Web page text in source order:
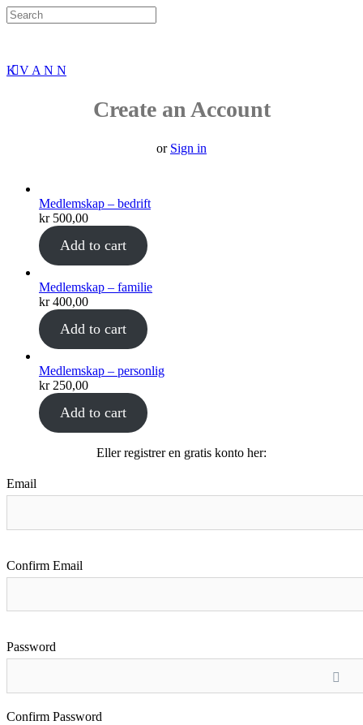
Search
for:
K V A N N
Create an Account
or Sign in
Medlemskap – bedrift
kr500,00
Add to cart
Medlemskap – familie
kr400,00
Add to cart
Medlemskap – personlig
kr250,00
Add to cart
Eller registrer en gratis konto her:
Email
Confirm Email
Password
Confirm Password